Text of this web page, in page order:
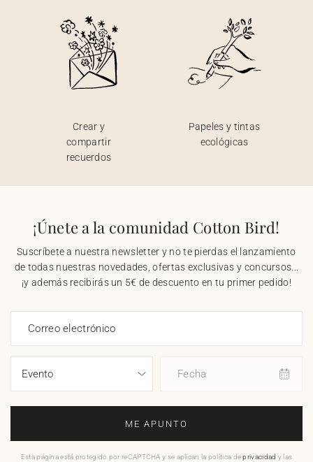
Crear y
compartir
recuerdos
Papeles y tintas
ecológicas
¡Únete a la comunidad Cotton Bird!
Suscríbete a nuestra newsletter y no te pierdas el lanzamiento
de todas nuestras novedades, ofertas exclusivas y concursos...
¡y además recibirás un 5€ de descuento en tu primer pedido!
Correo electrónico
Fecha
ME APUNTO
Esta página está protegido por reCAPTCHA y se aplican la política deprivacidad y las